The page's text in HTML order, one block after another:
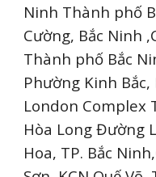
Ninh Thành phố
Cường, Bắc Ninh
Thành phố Bắc
Phường Kinh
London Complex
Hòa Long Đường
Hoa, TP. Bắc